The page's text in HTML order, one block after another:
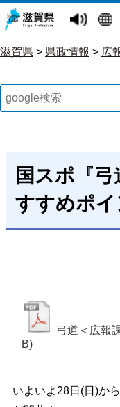
滋賀県 > 県政情報 > 広
国スポ『
すすめポ
弓道＜広報
B)
いよいよ28日(日)か